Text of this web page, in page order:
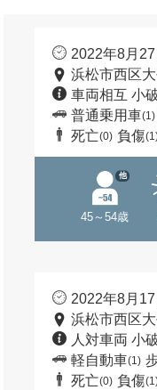
2022年8月
浜松市西区
車両相互 小
普通乗用車(1)
死亡(0) 負傷
45～54歳
他
2022年8月
浜松市西区
人対車両 小
軽自動車(1)
死亡(0) 負傷